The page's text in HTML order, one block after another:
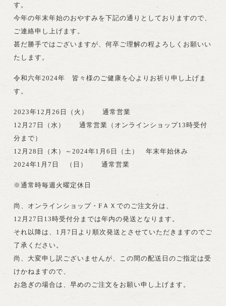
す。
今年の年末年始のおやすみを下記の通りとしておりますので、
ご連絡申し上げます。
甚だ勝手ではございますが、何卒ご理解の程よろしくお願いい
たします。
令和六年2024年 皆々様のご健康を心よりお祈り申し上げま
す。
2023年12月26日（火） 通常営業
12月27日（水） 通常営業（オンラインショップ13時受付
分まで）
12月28日（木）～2024年1月6日（土） 年末年始休み
2024年1月7日 （日） 通常営業
※通常時毎週火曜定休日
尚、オンラインショップ・FＡＸでのご注文分は、
12月27日13時受付分までは年内の発送となります。
それ以降は、1月7日より順次発送とさせていただきますのでご
了承ください。
尚、大変申し訳ございませんが、この間の配送日のご指定は受
けかねますので、
お急ぎの場合は、早めのご注文をお願い申し上げます。